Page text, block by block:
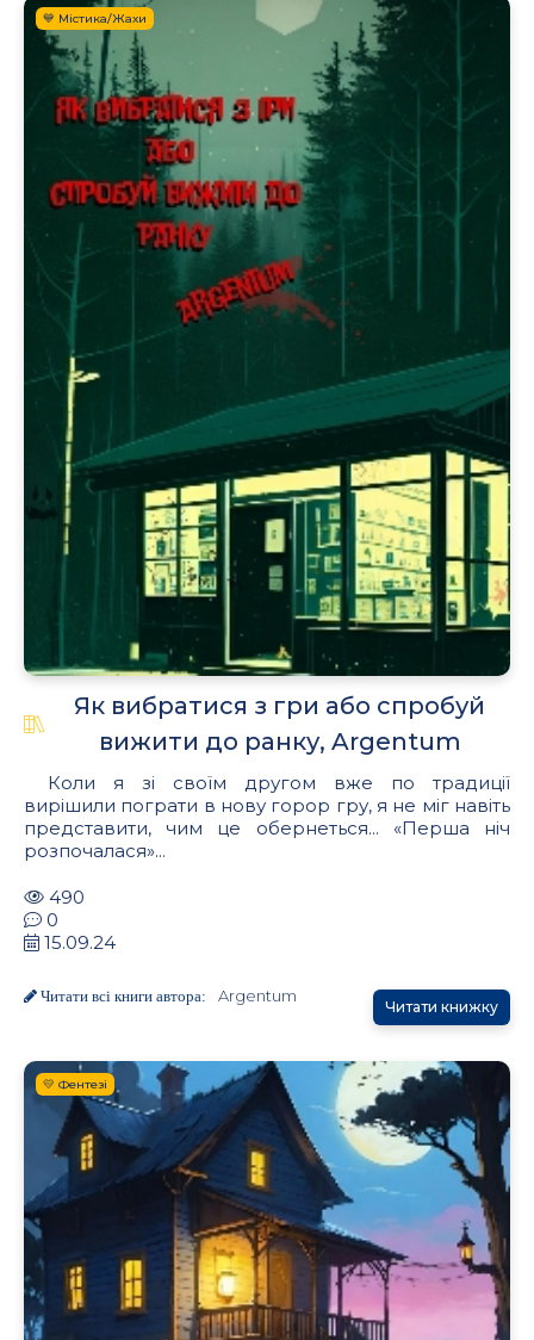
💙 Містика/Жахи
Як вибратися з гри або спробуй
вижити до ранку, Argentum
Коли я зі своїм другом вже по традиції
вирішили пограти в нову горор гру, я не міг навіть
представити, чим це обернеться... «Перша ніч
розпочалася»...
490
0
15.09.24
Читати всі книги автора: Argentum
Читати книжку
💛 Фентезі